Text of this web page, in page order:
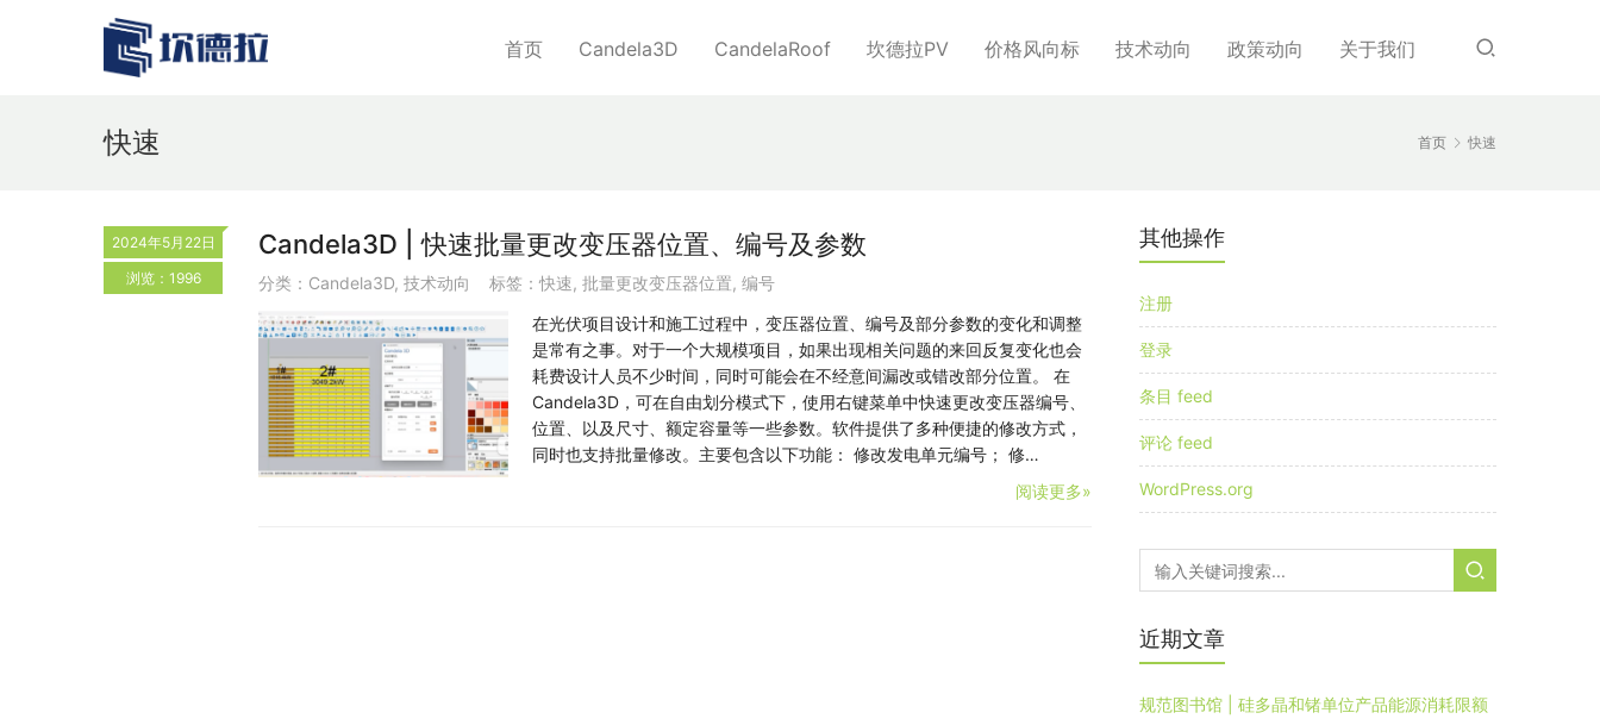
首页 Candela3D CandelaRoof 坎德拉PV 价格风向标 技术动向 政策动向 关于我们
首页 快速
快速
2024年5月22日
浏览：1996
Candela3D | 快速批量更改变压器位置、编号及参数
分类： Candela3D, 技术动向 标签：快速, 批量更改变压器位置, 编号
在光伏项目设计和施工过程中，变压器位置、编号及部分参数的变化和调整
是常有之事。对于一个大规模项目，如果出现相关问题的来回反复变化也会
耗费设计人员不少时间，同时可能会在不经意间漏改或错改部分位置。 在
Candela3D，可在自由划分模式下，使用右键菜单中快速更改变压器编号、
位置、以及尺寸、额定容量等一些参数。软件提供了多种便捷的修改方式，
同时也支持批量修改。主要包含以下功能： 修改发电单元编号； 修…
阅读更多»
其他操作
注册
登录
条目 feed
评论 feed
WordPress.org
近期文章
规范图书馆 | 硅多晶和锗单位产品能源消耗限额